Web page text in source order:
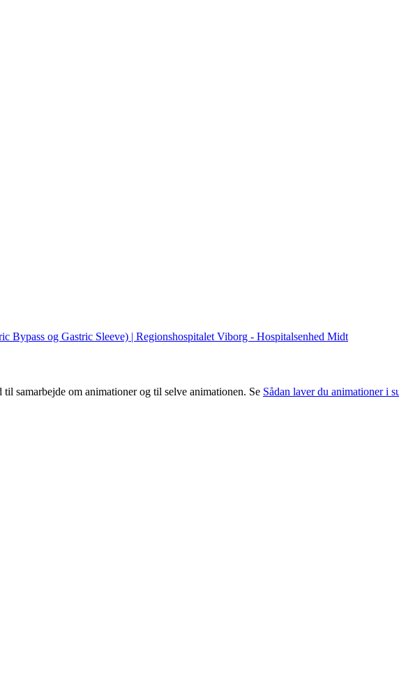
Bypass og Gastric Sleeve) | Regionshospitalet Viborg - Hospitalsenhed Midt
samarbejde om animationer og til selve animationen. Se Sådan laver du animationer i